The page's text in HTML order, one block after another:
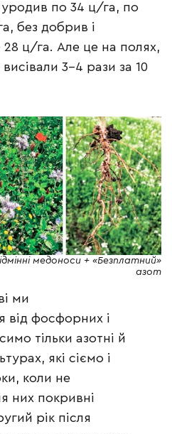
по 34 ц/га, по
без добрив і
ц/га. Але це на полях,
3–4 рази за 10
медоноси + «Безплатний»
азот
ми
від фосфорних і
тільки азотні й
які сіємо і
коли не
них покривні
рік після